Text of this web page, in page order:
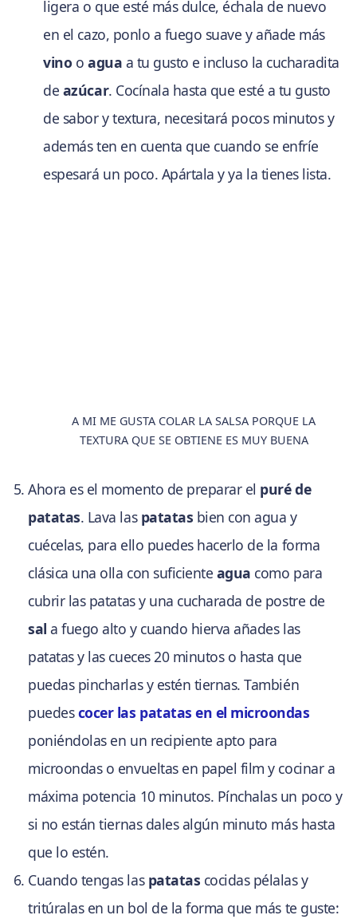
ligera o que esté más dulce, échala de nuevo
en el cazo, ponlo a fuego suave y añade más
vino oagua a tu gusto e incluso la cucharadita
de azúcar. Cocínala hasta que esté a tu gusto
de sabor y textura, necesitará pocos minutos y
además ten en cuenta que cuando se enfríe
espesará un poco. Apártala y ya la tienes lista.
A MI ME GUSTA COLAR LA SALSA PORQUE LA
TEXTURA QUE SE OBTIENE ES MUY BUENA
Ahora es el momento de preparar el puré de
patatas. Lava las patatas bien con agua y
cuécelas, para ello puedes hacerlo de la forma
clásica una olla con suficiente agua como para
cubrir las patatas y una cucharada de postre de
sal a fuego alto y cuando hierva añades las
patatas y las cueces 20 minutos o hasta que
puedas pincharlas y estén tiernas. También
puedescocer las patatas en el microondas
poniéndolas en un recipiente apto para
microondas o envueltas en papel film y cocinar a
máxima potencia 10 minutos. Pínchalas un poco y
si no están tiernas dales algún minuto más hasta
que lo estén.
Cuando tengas las patatas cocidas pélalas y
tritúralas en un bol de la forma que más te guste: